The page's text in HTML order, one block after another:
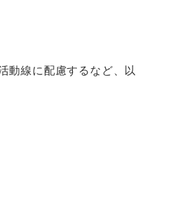
動線に配慮するなど、以